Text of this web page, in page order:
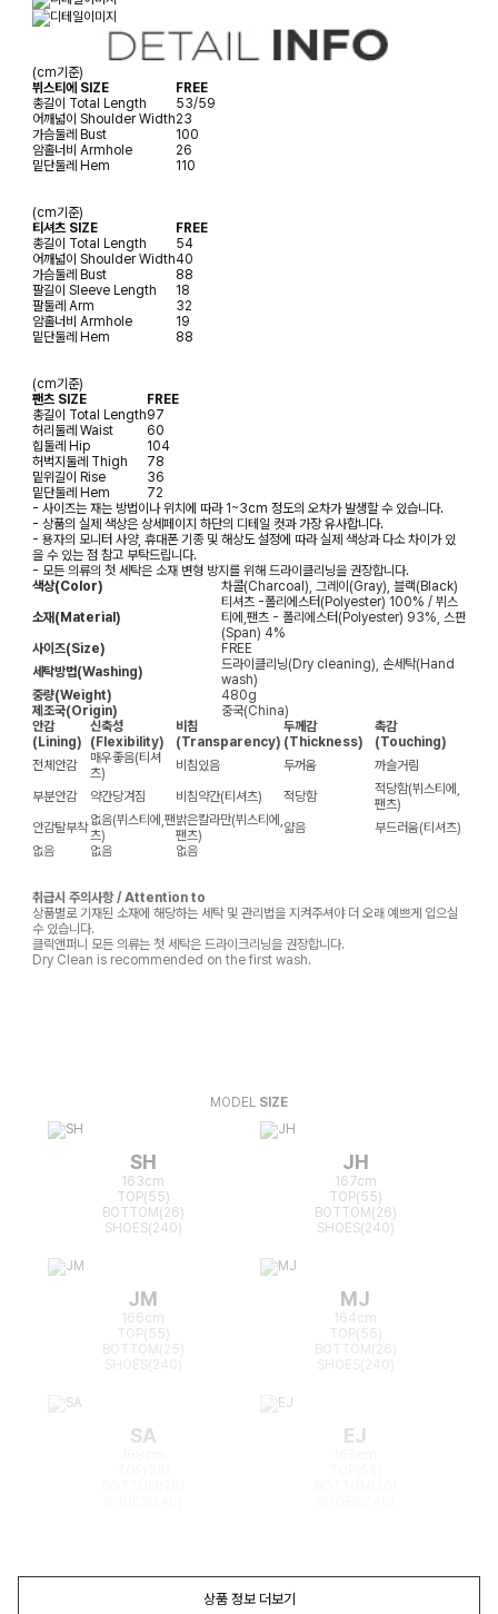
(cm기준)
뷔스티에 SIZE
FREE
총길이 Total Length
53/59
어깨넓이 Shoulder Width23
가슴둘레 Bust
100
암홀너비 Armhole
26
밑단둘레 Hem 110
(cm기준)
티셔츠 SIZE
FREE
총길이 Total Length
54
어깨넓이 Shoulder Width40
가슴둘레 Bust
88
팔길이 Sleeve Length
18
팔둘레 Arm
32
암홀너비 Armhole
19
밑단둘레 Hem 88
(cm기준)
팬츠 SIZE
FREE
총길이 Total Length97
허리둘레 Waist
60
힙둘레 Hip
104
허벅지둘레 Thigh
78
밑위길이 Rise
36
밑단둘레 Hem
72
- 사이즈는 재는 방법이나 위치에 따라 1~3cm 정도의 오차가 발생할 수 있습니다.
- 상품의 실제 색상은 상세페이지 하단의 디테일 컷과 가장 유사합니다.
- 용자의 모니터 사양, 휴대폰 기종 및 해상도 설정에 따라 실제 색상과 다소 차이가 있
을 수 있는 점 참고 부탁드립니다.
- 모든 의류의 첫 세탁은 소재 변형 방지를 위해 드라이클리닝을 권장합니다.
색상(Color)
차콜(Charcoal), 그레이(Gray), 블랙(Black)
소재(Material)
티셔츠 -폴리에스터(Polyester) 100% / 뷔스
티에,팬츠 - 폴리에스터(Polyester) 93%, 스판
(Span) 4%
사이즈(Size)
FREE
세탁방법(Washing)
드라이클리닝(Dry cleaning), 손세탁(Hand
wash)
중량(Weight)
480g
제조국(Origin)
중국(China)
안감
(Lining)
신축성
(Flexibility)
비침
(Transparency)
두께감
(Thickness)
촉감
(Touching)
전체안감
매우좋음(티셔
츠)
비침있음 두꺼움
까슬거림
부분안감
약간당겨짐 비침약간(티셔츠) 적당함
적당함(뷔스티에,
팬츠)
안감탈부착 없음(뷔스티에,팬
츠)
밝은칼라만(뷔스티에,
팬츠)
얇음
부드러움(티셔츠)
없음
없음 없음
취급시 주의사항 / Attention to
상품별로 기재된 소재에 해당하는 세탁 및 관리법을 지켜주셔야 더 오래 예쁘게 입으실
수 있습니다.
클릭앤퍼니 모든 의류는 첫 세탁은 드라이크리닝을 권장합니다.
Dry Clean is recommended on the first wash.
MODEL SIZE
SH
163cm
TOP(55)
BOTTOM(26)
SHOES(240)
JH
167cm
TOP(55)
BOTTOM(26)
SHOES(240)
JM
166cm
TOP(55)
BOTTOM(25)
MJ
164cm
TOP(55)
BOTTOM(26)
SA EJ
상품 정보 더보기